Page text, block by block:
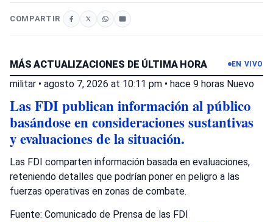
COMPARTIR
MÁS ACTUALIZACIONES DE ÚLTIMA HORA EN VIVO
militar • agosto 7, 2026 at 10:11 pm • hace 9 horas Nuevo
Las FDI publican información al público
basándose en consideraciones sustantivas
y evaluaciones de la situación.
Las FDI comparten información basada en evaluaciones,
reteniendo detalles que podrían poner en peligro a las
fuerzas operativas en zonas de combate.
Fuente: Comunicado de Prensa de las FDI